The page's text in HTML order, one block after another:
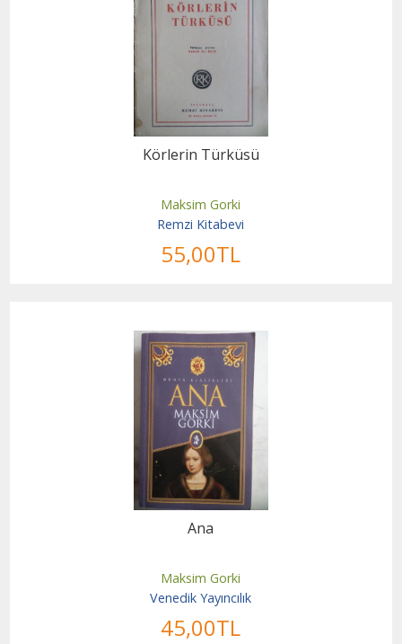
Körlerin Türküsü
Maksim Gorki
Remzi Kitabevi
55,00TL
Ana
Maksim Gorki
Venedik Yayıncılık
45,00TL